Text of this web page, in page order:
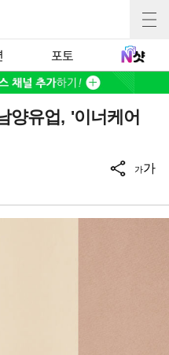
포토
양유업, '이너케어
가가